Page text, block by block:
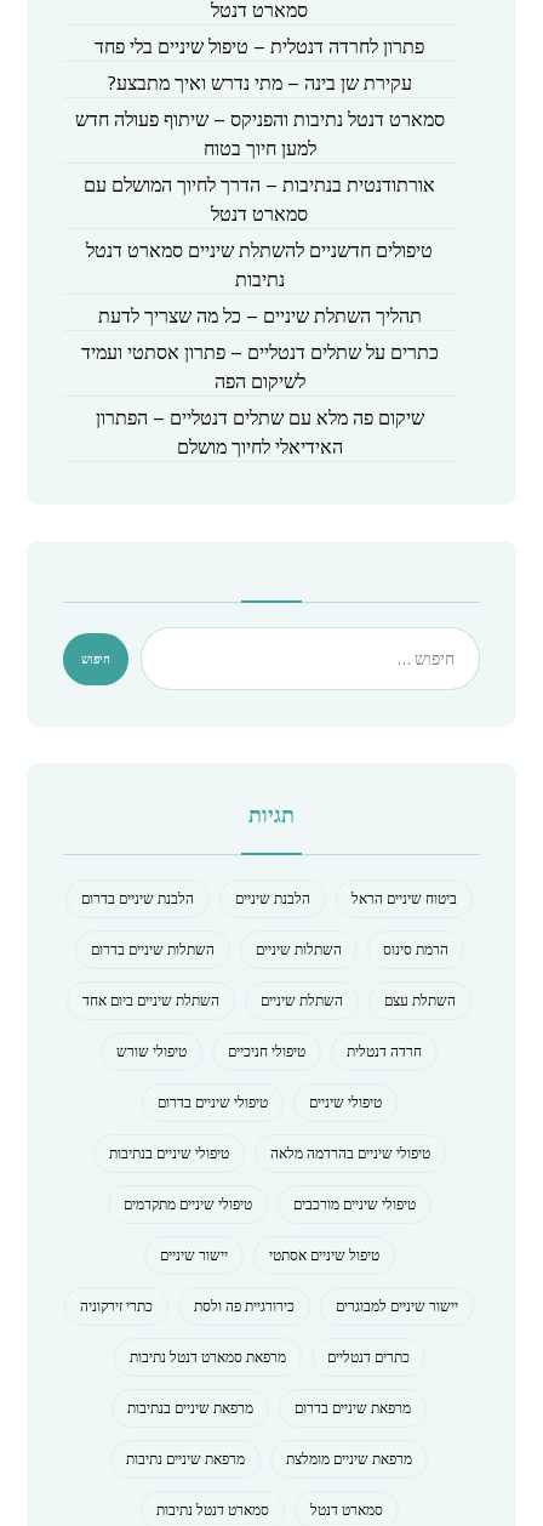
סמארט דנטל
פתרון לחרדה דנטלית – טיפול שיניים בלי פחד
עקירת שן בינה – מתי נדרש ואיך מתבצע?
סמארט דנטל נתיבות והפניקס – שיתוף פעולה חדש
למען חיוך בטוח
אורתודנטית בנתיבות – הדרך לחיוך המושלם עם
סמארט דנטל
טיפולים חדשניים להשתלת שיניים סמארט דנטל
נתיבות
תהליך השתלת שיניים – כל מה שצריך לדעת
כתרים על שתלים דנטליים – פתרון אסתטי ועמיד
לשיקום הפה
שיקום פה מלא עם שתלים דנטליים – הפתרון
האידיאלי לחיוך מושלם
תגיות
ביטוח שיניים הראל הלבנת שיניים
הלבנת שיניים בדרום
הרמת סינוס
השתלות שיניים
השתלות שיניים בדרום
השתלת עצם
השתלת שיניים
השתלת שיניים ביום אחד
חרדה דנטלית
טיפולי חניכיים
טיפולי שורש
טיפולי שיניים
טיפולי שיניים בדרום
טיפולי שיניים בהרדמה מלאה
טיפולי שיניים בנתיבות
טיפולי שיניים מורכבים
טיפולי שיניים מתקדמים
טיפול שיניים אסתטי
יישור שיניים
יישור שיניים למבוגרים
כירורגיית פה ולסת
כתרי זירקוניה
כתרים דנטליים
מרפאת סמארט דנטל נתיבות
מרפאת שיניים בדרום
מרפאת שיניים בנתיבות
מרפאת שיניים מומלצת
מרפאת שיניים נתיבות
סמארט דנטל
סמארט דנטל נתיבות